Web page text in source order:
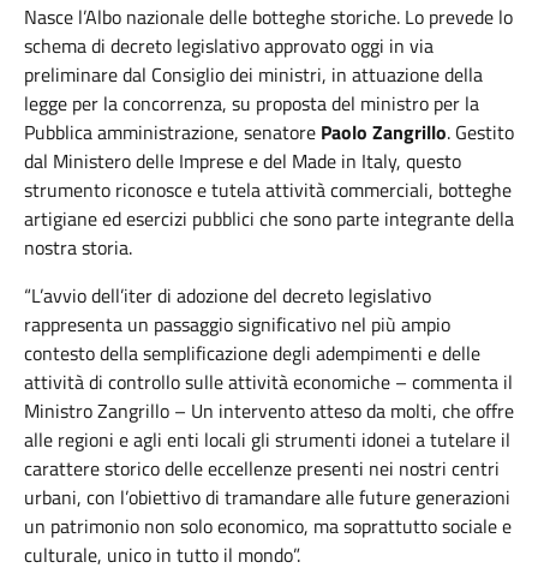
Nasce l’Albo nazionale delle botteghe storiche. Lo prevede lo
schema di decreto legislativo approvato oggi in via
preliminare dal Consiglio dei ministri, in attuazione della
legge per la concorrenza, su proposta del ministro per la
Pubblica amministrazione, senatore Paolo Zangrillo. Gestito
dal Ministero delle Imprese e del Made in Italy, questo
strumento riconosce e tutela attività commerciali, botteghe
artigiane ed esercizi pubblici che sono parte integrante della
nostra storia.
“L’avvio dell’iter di adozione del decreto legislativo
rappresenta un passaggio significativo nel più ampio
contesto della semplificazione degli adempimenti e delle
attività di controllo sulle attività economiche – commenta il
Ministro Zangrillo – Un intervento atteso da molti, che offre
alle regioni e agli enti locali gli strumenti idonei a tutelare il
carattere storico delle eccellenze presenti nei nostri centri
urbani, con l’obiettivo di tramandare alle future generazioni
un patrimonio non solo economico, ma soprattutto sociale e
culturale, unico in tutto il mondo”.